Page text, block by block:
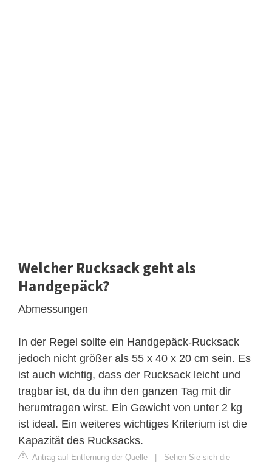
Welcher Rucksack geht als
Handgepäck?
Abmessungen
In der Regel sollte ein Handgepäck-Rucksack
jedoch nicht größer als 55 x 40 x 20 cm sein. Es
ist auch wichtig, dass der Rucksack leicht und
tragbar ist, da du ihn den ganzen Tag mit dir
herumtragen wirst. Ein Gewicht von unter 2 kg
ist ideal. Ein weiteres wichtiges Kriterium ist die
Kapazität des Rucksacks.
Antrag auf Entfernung der Quelle
Sehen Sie sich die